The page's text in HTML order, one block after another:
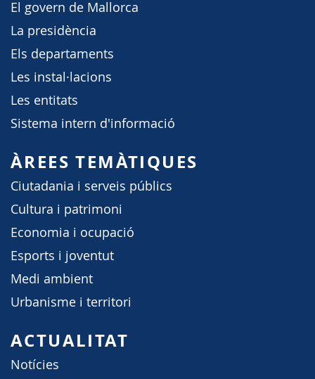
El govern de Mallorca
La presidència
Els departaments
Les instal·lacions
Les entitats
Sistema intern d'informació
ÀREES TEMÀTIQUES
Ciutadania i serveis públics
Cultura i patrimoni
Economia i ocupació
Esports i joventut
Medi ambient
Urbanisme i territori
ACTUALITAT
Notícies